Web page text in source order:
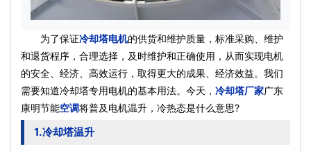
为了保证冷却塔电机的供货和维护质量，标准采购、维护
和退货程序，合理选择，及时维护和正确使用，从而实现电机
的安全、经济、高效运行，取得更大的成果、经济效益。我们
需要知道冷却塔专用电机的基本用法。今天， 冷却塔厂家广东
康明节能空调将普及电机温升，冷热态是什么意思?
1.冷却塔温升